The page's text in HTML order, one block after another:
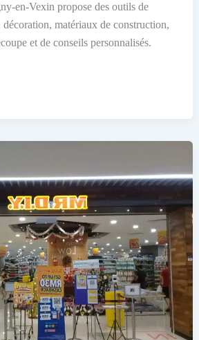
en-Vexin propose des outils de
matériaux de construction,
et de conseils personnalisés.